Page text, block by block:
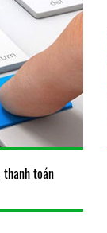
thanh toán